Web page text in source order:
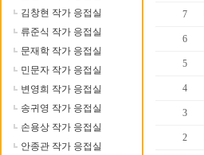
김창현 작가 응접실
류준식 작가 응접실
문재학 작가 응접실
민문자 작가 응접실
변영희 작가 응접실
송귀영 작가 응접실
손용상 작가 응접실
안종관 작가 응접실
7
6
5
4
3
2